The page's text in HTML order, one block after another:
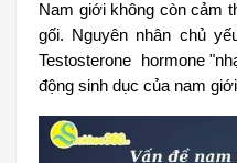
Nam giới không còn cảm
gối. Nguyên nhân chủ
Testosterone  hormone
động sinh dục của nam